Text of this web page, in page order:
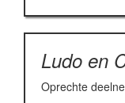
Ludo en
Oprechte